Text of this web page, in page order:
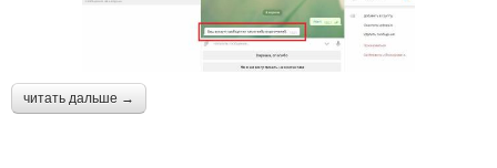
читать дальше →